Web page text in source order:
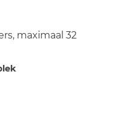
maximaal 32